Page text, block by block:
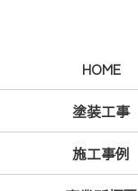
HOME
塗装工事
施工事例